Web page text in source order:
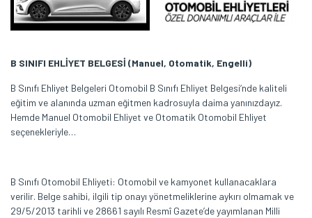
B SINIFI EHLİYET BELGESİ (Manuel, Otomatik, Engelli)
B Sınıfı Ehliyet Belgeleri Otomobil B Sınıfı Ehliyet Belgesi‘nde kaliteli
eğitim ve alanında uzman eğitmen kadrosuyla daima yanınızdayız.
Hemde Manuel Otomobil Ehliyet ve Otomatik Otomobil Ehliyet
seçenekleriyle…
B Sınıfı Otomobil Ehliyeti: Otomobil ve kamyonet kullanacaklara
verilir. Belge sahibi, ilgili tip onayı yönetmeliklerine aykırı olmamak ve
29/5/2013 tarihli ve 28661 sayılı Resmî Gazete’de yayımlanan Milli